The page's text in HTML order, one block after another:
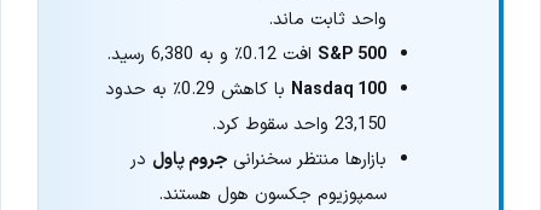
واحد ثابت ماند.
S&P 500 افت 0.12٪ و به 6,380 رسید.
Nasdaq 100
با کاهش 0.29٪ به حدود
23,150 واحد سقوط کرد.
بازارها منتظر سخنرانیجروم پاول در
سمپوزیوم جکسون هول هستند.